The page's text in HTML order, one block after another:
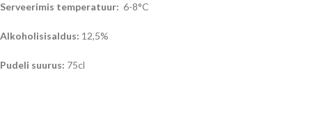
Serveerimis temperatuur: 6-8°C
Alkoholisisaldus: 12,5%
Pudeli suurus: 75cl